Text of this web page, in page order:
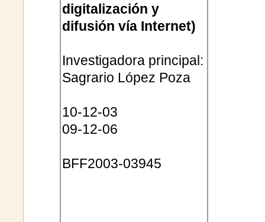
digitalización y
difusión vía Internet)
Investigadora principal:
Sagrario López Poza
10-12-03
09-12-06
BFF2003-03945